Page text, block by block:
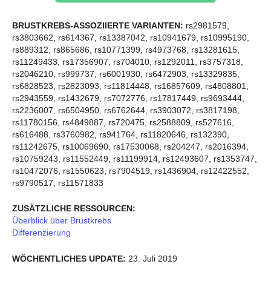
BRUSTKREBS-ASSOZIIERTE VARIANTEN: rs2981579,
rs3803662, rs614367, rs13387042, rs10941679, rs10995190,
rs889312, rs865686, rs10771399, rs4973768, rs13281615,
rs11249433, rs17356907, rs704010, rs1292011, rs3757318,
rs2046210, rs999737, rs6001930, rs6472903, rs13329835,
rs6828523, rs2823093, rs11814448, rs16857609, rs4808801,
rs2943559, rs1432679, rs7072776, rs17817449, rs9693444,
rs2236007, rs6504950, rs6762644, rs3903072, rs3817198,
rs11780156, rs4849887, rs720475, rs2588809, rs527616,
rs616488, rs3760982, rs941764, rs11820646, rs132390,
rs11242675, rs10069690, rs17530068, rs204247, rs2016394,
rs10759243, rs11552449, rs11199914, rs12493607, rs1353747,
rs10472076, rs1550623, rs7904519, rs1436904, rs12422552,
rs9790517, rs11571833
ZUSÄTZLICHE RESSOURCEN:
Überblick über Brustkrebs
Differenzierung
WÖCHENTLICHES UPDATE: 23. Juli 2019